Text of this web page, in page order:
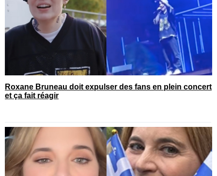
Roxane Bruneau doit expulser des fans en plein concert
et ça fait réagir